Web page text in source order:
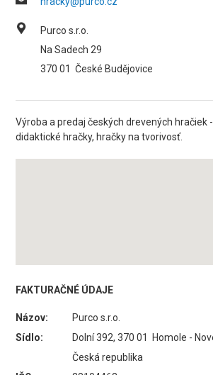
Purco s.r.o.
Na Sadech 29
370 01 České Budějovice
Výroba a predaj českých drevených hračiek
didaktické hračky, hračky na tvorivosť.
FAKTURAČNÉ ÚDAJE
Názov:
Purco s.r.o.
Sídlo:
Dolní 392, 370 01 Homole -
Česká republika